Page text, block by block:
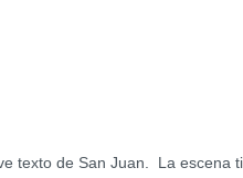
de San Juan. La escena